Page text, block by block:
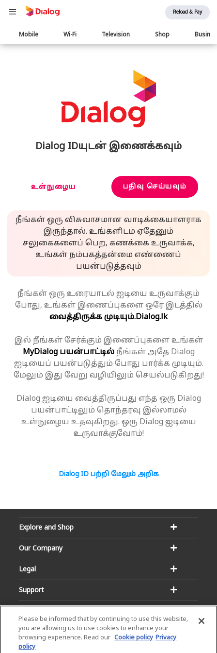
Reload & Pay
Main
navigation
Mobile Wi-Fi Television Shop
Dialog IDயுடன் இணைக்கவும்
உள்நுழைய பதிவு செய்யவும்
நீங்கள் ஒரு விசுவாசமான வாடிக்கையாளராக
இருந்தால். உங்களிடம் ஏதேனும்
சலுகைகளைப் பெற, கணக்கை உருவாக்க,
உங்கள் நம்பகத்தன்மை எண்ணைப்
பயன்படுத்தவும்
நீங்கள் ஒரு உரையாடல் ஐடியை உருவாக்கும்
போது, உங்கள் இணைப்புகளை ஒரே இடத்தில்
வைத்திருக்க முடியும்.Dialog.lk
இல் நீங்கள் சேர்க்கும் இணைப்புகளை உங்கள்
MyDialog பயன்பாட்டில்நீங்கள் அதே Dialog
ஐடியைப் பயன்படுத்தும் போது பார்க்க முடியும்.
மேலும் இது வேறு வழியிலும் செயல்படுகிறது!
Dialog ஐடியை வைத்திருப்பது எந்த ஒரு Dialog
பயன்பாட்டிலும் தொந்தரவு இல்லாமல்
உள்நுழைய உதவுகிறது. ஒரு Dialog ஐடியை
உருவாக்குவோம்!
Dialog ID பற்றி மேலும் அறிக
Explore and Shop
Our Company
Legal
Support
Please be informed that by continuing to use this website,
you are allowing us to use cookies to enhance your
browsing experience. Read our Cookie policy Privacy
policy